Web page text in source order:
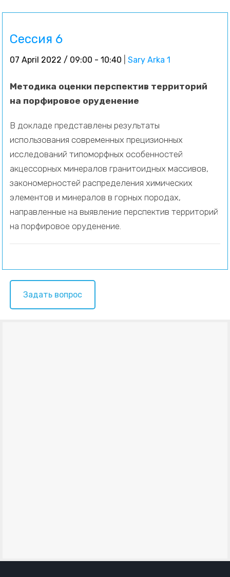
Сессия 6
07 April 2022 / 09:00 - 10:40 |Sary Arka 1
Методика оценки перспектив территорий
на порфировое оруденение
В докладе представлены результаты
использования современных прецизионных
исследований типоморфных особенностей
акцессорных минералов гранитоидных массивов,
закономерностей распределения химических
элементов и минералов в горных породах,
направленные на выявление перспектив территорий
на порфировое оруденение.
Задать вопрос